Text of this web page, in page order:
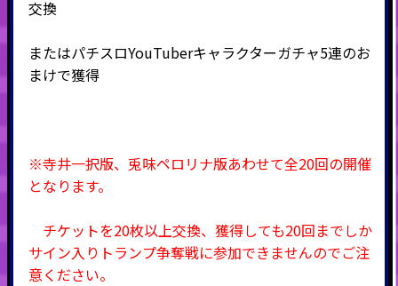
交換
またはパチスロYouTuberキャラクターガチャ5連のお
まけで獲得
※寺井一択版、兎味ペロリナ版あわせて全20回の開催
となります。
チケットを20枚以上交換、獲得しても20回までしか
サイン入りトランプ争奪戦に参加できませんのでご注
意ください。